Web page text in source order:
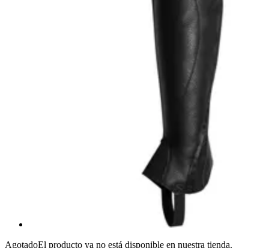
AgotadoEl producto ya no está disponible en nuestra tienda.